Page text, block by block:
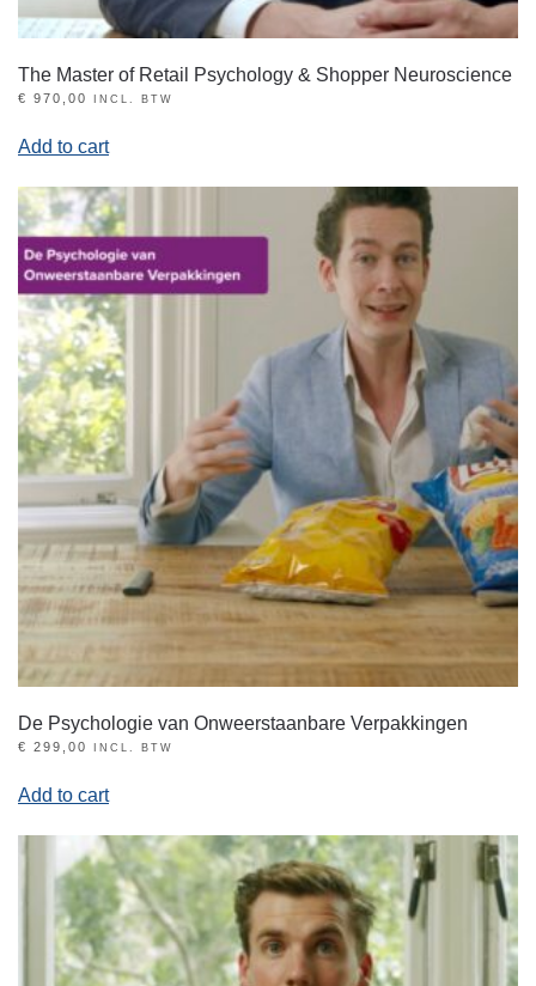
The Master of Retail Psychology & Shopper Neuroscience
€ 970,00 INCL. BTW
Add to cart
De Psychologie van Onweerstaanbare Verpakkingen
€ 299,00 INCL. BTW
Add to cart